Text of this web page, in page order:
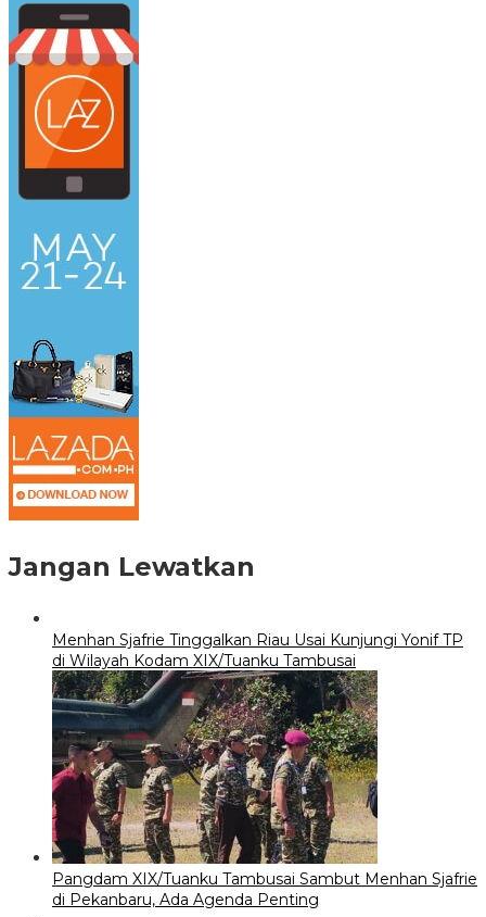
Jangan Lewatkan
Menhan Sjafrie Tinggalkan Riau Usai Kunjungi Yonif TP
di Wilayah Kodam XIX/Tuanku Tambusai
Pangdam XIX/Tuanku Tambusai Sambut Menhan Sjafrie
di Pekanbaru, Ada Agenda Penting